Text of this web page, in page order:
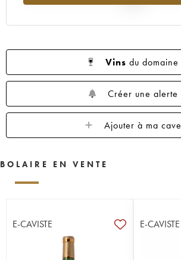
Vins du domaine
Créer une alerte
Ajouter à ma cave
BOLAIRE EN VENTE
E-CAVISTE E-CAVISTE